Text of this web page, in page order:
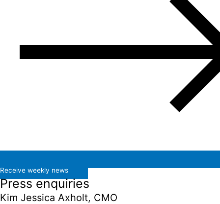
Receive weekly news
Press enquiries
Kim Jessica Axholt, CMO